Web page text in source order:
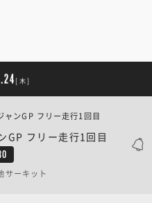
[木]
GP フリー走行1回目
ンGP フリー走行1回目
サーキット